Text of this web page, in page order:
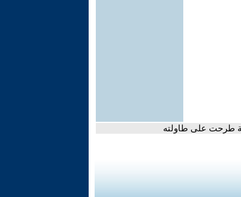
طرحت على طاولته